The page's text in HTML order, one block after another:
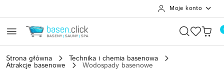
Moje konto
Strona główna Technika i chemia basenowa
Atrakcje basenowe Wodospady basenowe